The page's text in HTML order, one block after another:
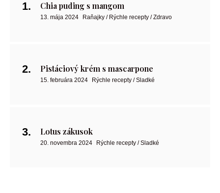
Chia puding s mangom
13. mája 2024 Raňajky / Rýchle recepty / Zdravo
Pistáciový krém s mascarpone
15. februára 2024 Rýchle recepty / Sladké
Lotus zákusok
20. novembra 2024 Rýchle recepty / Sladké